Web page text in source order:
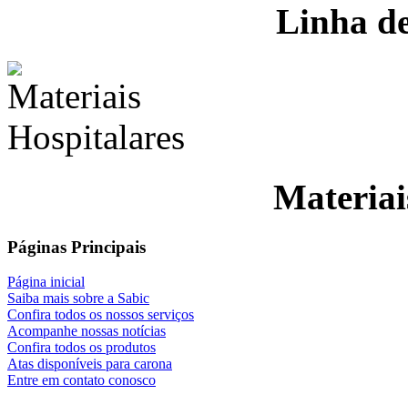
Linha
Páginas Principais
Página inicial
Saiba mais sobre a Sabic
Confira todos os nossos serviços
Acompanhe nossas notícias
Confira todos os produtos
Atas disponíveis para carona
Entre em contato conosco